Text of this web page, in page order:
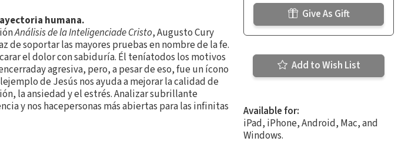
humana.
Análisis de la Inteligenciade Cristo, Augusto Cury
de soportar las mayores pruebas en nombre de la fe.
el dolor con sabiduría. Él teníatodos los motivos
agresiva, pero, a pesar de eso, fue un ícono
de Jesús nos ayuda a mejorar la calidad de
la ansiedad y el estrés. Analizar subrillante
y nos hacepersonas más abiertas para las infinitas
Give As Gift
Add to Wish List
Available for:
iPad, iPhone, Android, Mac, and
Windows.